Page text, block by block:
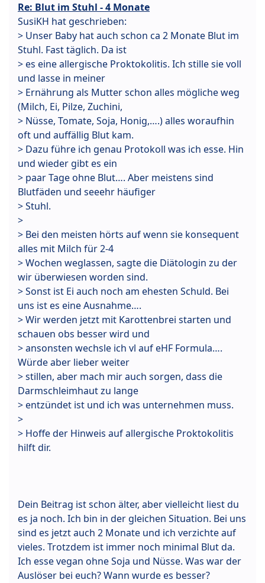
Re: Blut im Stuhl - 4 Monate
SusiKH hat geschrieben:
> Unser Baby hat auch schon ca 2 Monate Blut im
Stuhl. Fast täglich. Da ist
> es eine allergische Proktokolitis. Ich stille sie voll
und lasse in meiner
> Ernährung als Mutter schon alles mögliche weg
(Milch, Ei, Pilze, Zuchini,
> Nüsse, Tomate, Soja, Honig,….) alles woraufhin
oft und auffällig Blut kam.
> Dazu führe ich genau Protokoll was ich esse. Hin
und wieder gibt es ein
> paar Tage ohne Blut…. Aber meistens sind
Blutfäden und seeehr häufiger
> Stuhl.
>
> Bei den meisten hörts auf wenn sie konsequent
alles mit Milch für 2-4
> Wochen weglassen, sagte die Diätologin zu der
wir überwiesen worden sind.
> Sonst ist Ei auch noch am ehesten Schuld. Bei
uns ist es eine Ausnahme….
> Wir werden jetzt mit Karottenbrei starten und
schauen obs besser wird und
> ansonsten wechsle ich vl auf eHF Formula….
Würde aber lieber weiter
> stillen, aber mach mir auch sorgen, dass die
Darmschleimhaut zu lange
> entzündet ist und ich was unternehmen muss.
>
> Hoffe der Hinweis auf allergische Proktokolitis
hilft dir.
Dein Beitrag ist schon älter, aber vielleicht liest du
es ja noch. Ich bin in der gleichen Situation. Bei uns
sind es jetzt auch 2 Monate und ich verzichte auf
vieles. Trotzdem ist immer noch minimal Blut da.
Ich esse vegan ohne Soja und Nüsse. Was war der
Auslöser bei euch? Wann wurde es besser?